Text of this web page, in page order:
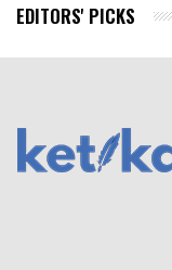
EDITORS' PICKS